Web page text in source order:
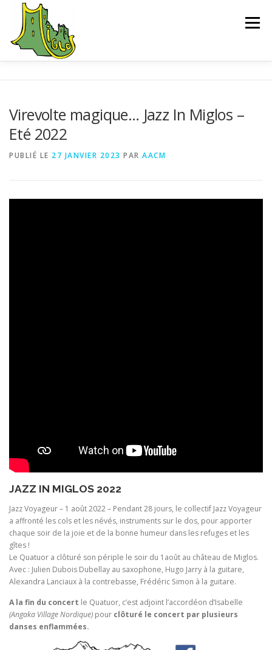
contenu
Menu
L’ASSOCIATION
Virevolte magique… Jazz In Miglos –
Eté 2022
PUBLIÉ LE 27 JANVIER 2023 PAR AACM
JAZZ IN MIGLOS 2022
Jazz Voyageur – 1 août 2022 – Pendant 28 jours, le collectif Jazz Voyageur
a affronté les cols et les névés, instruments sur le dos, pour apporter
chaque soir de la joie et de la bonne humeur dans les refuges et les
gîtes !
Le Quatuor a clôturé son périple le soir du 1août au château de Miglos.
Avec : Julien Dubois Dubellay au saxophone, Hugo Jarry à la guitare,
Alexandra Lanciaux à la contrebasse, Frédéric Simon à la guitare.
A la fin du concert le Quatuor, c’est adjoint l’accordéon d’Isabelle
(Angaka Village Nordique) pour clôturé le concert par plusieurs
danses enflammées.